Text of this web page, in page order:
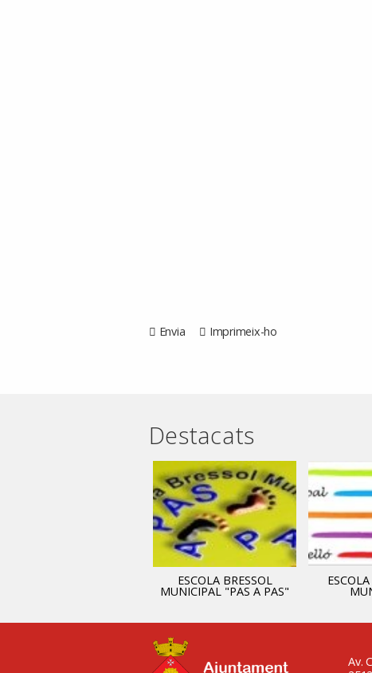
Envia Imprimeix-ho
Destacats
ESCOLA BRESSOL
MUNICIPAL "PAS A PAS"
Av.